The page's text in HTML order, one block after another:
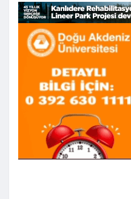
KIBRIS’IN EN İYİ